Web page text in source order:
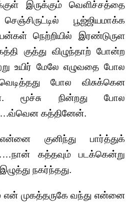
இருக்கும் வெளிச்சத்தை
பூஜ்ஜியமாக்க
நெற்றியில் இரண்டுருள
குத்து விழுந்தாற் போன்ற
உயிர் மேலே எழுவதை போல
போல விசுக்கென
மூச்சு நின்றது போல
கத்தினேன்.
குனிந்து பார்த்துக்
கத்தவும் படக்கென்று
நகர்ந்தது.
முகத்தருகே வந்து என்னை